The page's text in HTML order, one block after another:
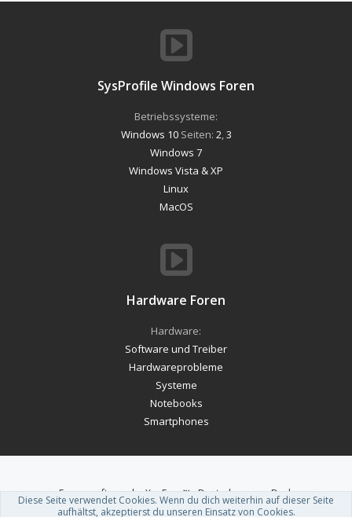
SysProfile Windows Foren
Betriebssysteme:
Windows 10Seiten: 2 3
Windows 7
Windows Vista & XP
Linux
MacOS
Hardware Foren
Hardware:
Software und Treiber
Hardwareprobleme
Systeme
Notebooks
Smartphones
Forum software by XenForo™-Deutsch von xenDach
Theme designed byThemeHouse .
Diese Seite verwendet Cookies. Wenn du dich weiterhin auf dieser Seite
aufhältst, akzeptierst du unseren Einsatz von Cookies.